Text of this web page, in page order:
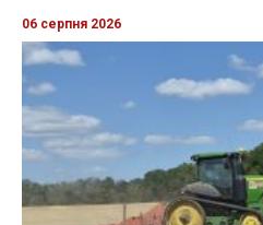
06 серпня 2026